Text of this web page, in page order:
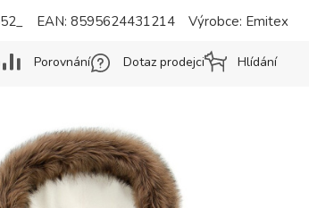
EAN: 8595624431214 Výrobce: Emitex
Porovnání Dotaz prodejci Hlídání